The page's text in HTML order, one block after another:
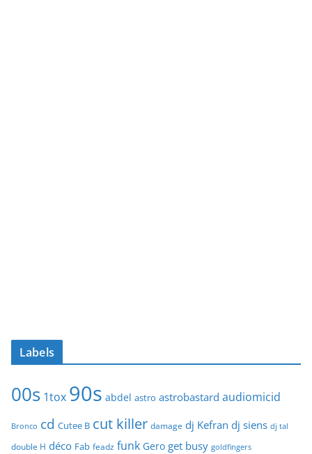
Labels
00s 1tox 90s abdel astro astrobastard audiomicid
Bronco cd Cutee B cut killer damage dj Kefran dj siens dj tal
double H déco Fab feadz funk Gero get busy goldfingers